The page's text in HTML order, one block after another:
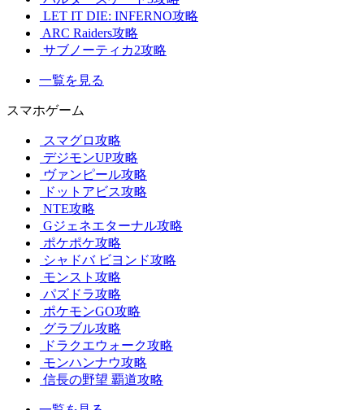
LET IT DIE: INFERNO攻略
ARC Raiders攻略
サブノーティカ2攻略
一覧を見る
スマホゲーム
スマグロ攻略
デジモンUP攻略
ヴァンピール攻略
ドットアビス攻略
NTE攻略
Gジェネエターナル攻略
ポケポケ攻略
シャドバ ビヨンド攻略
モンスト攻略
パズドラ攻略
ポケモンGO攻略
グラブル攻略
ドラクエウォーク攻略
モンハンナウ攻略
信長の野望 覇道攻略